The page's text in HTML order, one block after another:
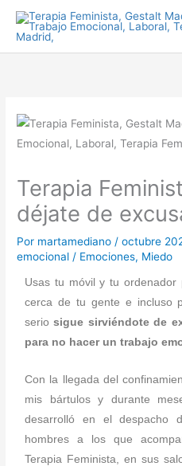
Terapia
déjate de
Por martamediano /octubre
emocional / Emociones, Miedo
Usas tu móvil y tu ordenador
cerca de tu gente e incluso
seriosigue sirviéndote de
para no hacer un trabajo
Con la llegada del
mis bártulos y durante
desarrolló en el despacho
hombres a los que
Terapia Feminista, en sus